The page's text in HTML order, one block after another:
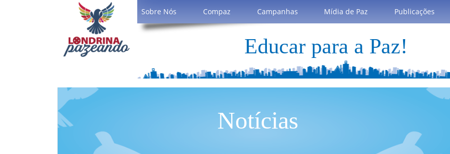
Sobre Nós Compaz Campanhas Mídia de Paz Publicações
Educar para a Paz!
Notícias